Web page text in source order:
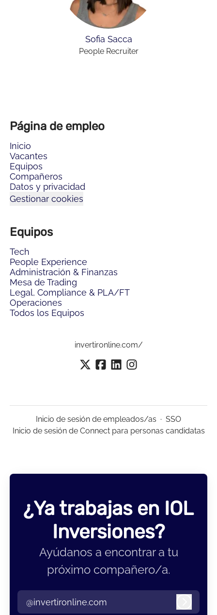
Sofia Sacca
People Recruiter
Página de empleo
Inicio
Vacantes
Equipos
Compañeros
Datos y privacidad
Gestionar cookies
Equipos
Tech
People Experience
Administración & Finanzas
Mesa de Trading
Legal, Compliance & PLA/FT
Operaciones
Todos los Equipos
invertironline.com/
Inicio de sesión de empleados/as · SSO
Inicio de sesión de Connect para personas candidatas
¿Ya trabajas en IOL
Inversiones?
Ayúdanos a encontrar a tu
próximo compañero/a.
@invertironline.com